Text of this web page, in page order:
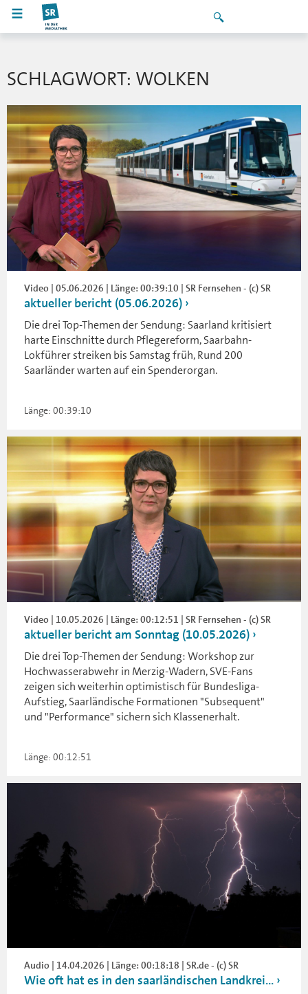
SCHLAGWORT: WOLKEN
Video | 05.06.2026 | Länge: 00:39:10 | SR Fernsehen - (c) SR
aktueller bericht (05.06.2026)
Die drei Top-Themen der Sendung: Saarland kritisiert
harte Einschnitte durch Pflegereform, Saarbahn-
Lokführer streiken bis Samstag früh, Rund 200
Saarländer warten auf ein Spenderorgan.
Länge: 00:39:10
Video | 10.05.2026 | Länge: 00:12:51 | SR Fernsehen - (c) SR
aktueller bericht am Sonntag (10.05.2026)
Die drei Top-Themen der Sendung: Workshop zur
Hochwasserabwehr in Merzig-Wadern, SVE-Fans
zeigen sich weiterhin optimistisch für Bundesliga-
Aufstieg, Saarländische Formationen "Subsequent"
und "Performance" sichern sich Klassenerhalt.
Länge: 00:12:51
Audio | 14.04.2026 | Länge: 00:18:18 | SR.de - (c) SR
Wie oft hat es in den saarländischen Landkrei...